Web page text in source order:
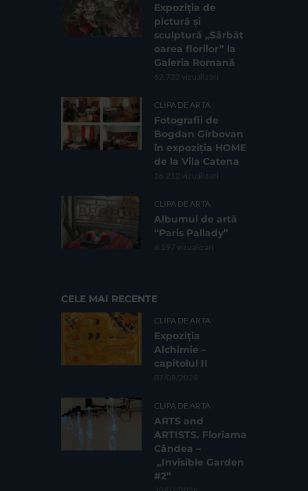
Expoziția de
pictură și
sculptură „Sărbăt
oarea florilor” la
Galeria Romană
62.732 vizualizari
CLIPA DE ARTA
Fotografii de
Bogdan Gîrbovan
în expoziția HOME
de la Vila Catena
16.212 vizualizari
CLIPA DE ARTA
Albumul de artă
“Paris Pallady”
6.597 vizualizari
CELE MAI RECENTE
CLIPA DE ARTA
Expoziția
Alchimie –
capitolul II
07/08/2026
CLIPA DE ARTA
ARTS and
ARTISTS. Floriama
Cândea –
„Invisible Garden
#2”